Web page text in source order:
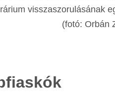
visszaszorulásának
(fotó: Orbán